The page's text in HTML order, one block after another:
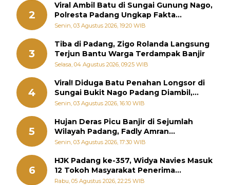
2
Viral Ambil Batu di Sungai Gunung Nago,
Polresta Padang Ungkap Fakta
Sebenarnya
Senin, 03 Agustus 2026, 19:20 WIB
3
Tiba di Padang, Zigo Rolanda Langsung
Terjun Bantu Warga Terdampak Banjir
Selasa, 04 Agustus 2026, 09:25 WIB
4
Viral! Diduga Batu Penahan Longsor di
Sungai Bukit Nago Padang Diambil,
Warga Khawatir Bencana Terulang
Senin, 03 Agustus 2026, 16:10 WIB
5
Hujan Deras Picu Banjir di Sejumlah
Wilayah Padang, Fadly Amran
Perintahkan OPD Siaga
Senin, 03 Agustus 2026, 17:30 WIB
6
HJK Padang ke-357, Widya Navies Masuk
12 Tokoh Masyarakat Penerima
Penghargaan Pemko Padang
Rabu, 05 Agustus 2026, 22:25 WIB